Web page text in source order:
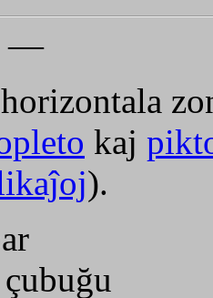
—
kaj
).